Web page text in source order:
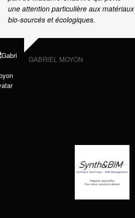
une attention particulière aux matériaux
bio-sourcés et écologiques.
GABRIEL MOYON